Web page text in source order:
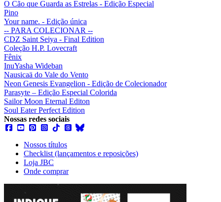
O Cão que Guarda as Estrelas - Edição Especial
Pino
Your name. - Edição única
-- PARA COLECIONAR --
CDZ Saint Seiya - Final Edition
Coleção H.P. Lovecraft
Fênix
InuYasha Wideban
Nausicaä do Vale do Vento
Neon Genesis Evangelion - Edição de Colecionador
Parasyte – Edição Especial Colorida
Sailor Moon Eternal Editon
Soul Eater Perfect Edition
Nossas redes sociais
Nossos títulos
Checklist (lançamentos e reposições)
Loja JBC
Onde comprar